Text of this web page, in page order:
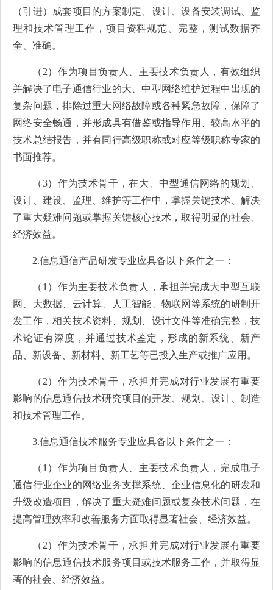
（引进）成套项目的方案制定、设计、设备安装调试、监
理和技术管理工作，项目资料规范、完整，测试数据齐
全、准确。
（2）作为项目负责人、主要技术负责人，有效组织
并解决了电子通信行业的大、中型网络维护过程中出现的
复杂问题，排除过重大网络故障或各种紧急故障，保障了
网络安全畅通，并形成具有借鉴或指导作用、较高水平的
技术总结报告，并有同行高级职称或对应等级职称专家的
书面推荐。
（3）作为技术骨干，在大、中型通信网络的规划、
设计、建设、监理、维护等工作中，掌握关键技术、解决
了重大疑难问题或掌握关键核心技术，取得明显的社会、
经济效益。
2.信息通信产品研发专业应具备以下条件之一：
（1）作为主要技术负责人，承担并完成大中型互联
网、大数据、云计算、人工智能、物联网等系统的研制开
发工作，相关技术资料、规划、设计文件等准确完整，技
术论证有深度，并通过技术鉴定，形成的新系统、新产
品、新设备、新材料、新工艺等已投入生产或推广应用。
（2）作为技术骨干，承担并完成对行业发展有重要
影响的信息通信技术研究项目的开发、规划、设计、制造
和技术管理工作。
3.信息通信技术服务专业应具备以下条件之一：
（1）作为项目负责人、主要技术负责人，完成电子
通信行业企业的网络业务支撑系统、企业信息化的研发和
升级改造项目，解决了重大疑难问题或复杂技术问题，在
提高管理效率和改善服务方面取得显著社会、经济效益。
（2）作为技术骨干，承担并完成对行业发展有重要
影响的信息通信技术服务项目或技术服务工作，并取得显
著的社会、经济效益。